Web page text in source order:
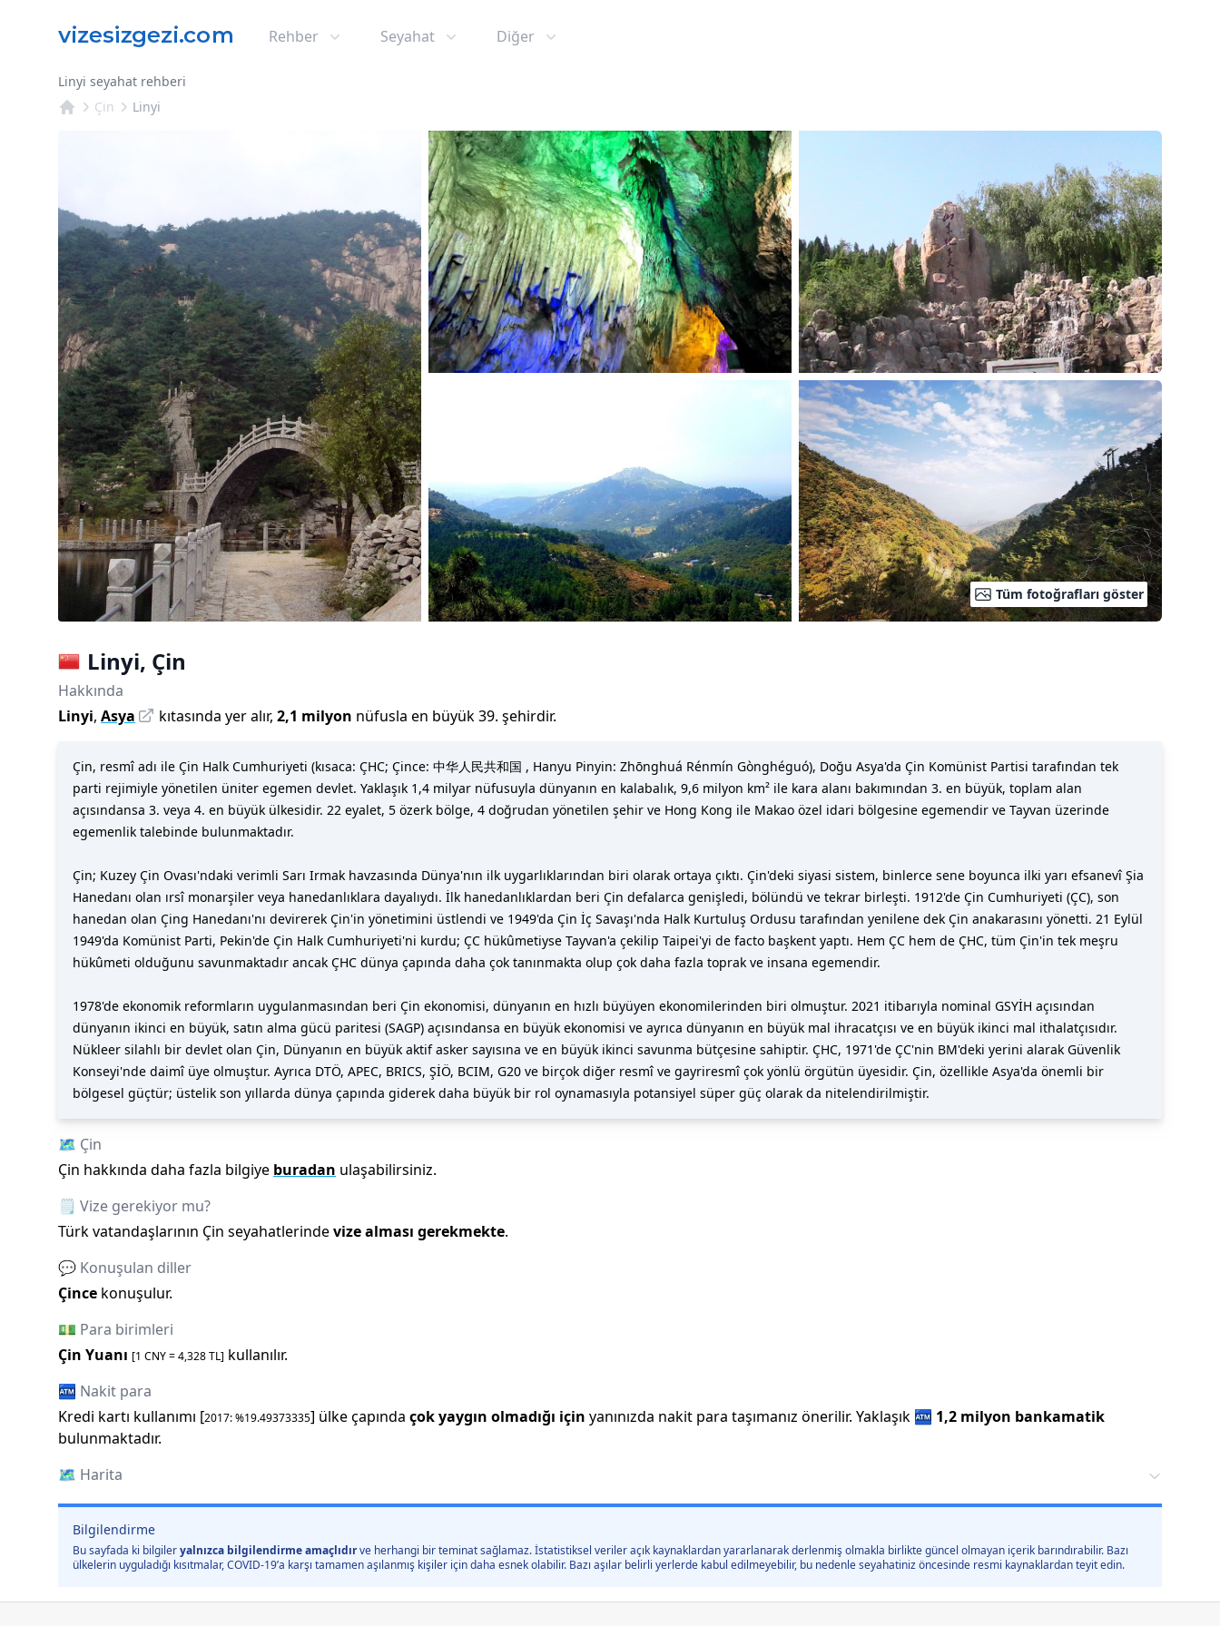
Rehber Seyahat Diğer
Linyi seyahat rehberi
Çin
Linyi
Tüm fotoğrafları göster
Linyi, Çin
Hakkında
Linyi, Asya kıtasında yer alır, 2,1 milyon nüfusla en büyük 39. şehirdir.
Çin, resmî adı ile Çin Halk Cumhuriyeti (kısaca: ÇHC; Çince: 中华人民共和国 , Hanyu Pinyin: Zhōnghuá Rénmín Gònghéguó), Doğu Asya'da Çin Komünist Partisi tarafından tek
parti rejimiyle yönetilen üniter egemen devlet. Yaklaşık 1,4 milyar nüfusuyla dünyanın en kalabalık, 9,6 milyon km² ile kara alanı bakımından 3. en büyük, toplam alan
açısındansa 3. veya 4. en büyük ülkesidir. 22 eyalet, 5 özerk bölge, 4 doğrudan yönetilen şehir ve Hong Kong ile Makao özel idari bölgesine egemendir ve Tayvan üzerinde
egemenlik talebinde bulunmaktadır.
Çin; Kuzey Çin Ovası'ndaki verimli Sarı Irmak havzasında Dünya'nın ilk uygarlıklarından biri olarak ortaya çıktı. Çin'deki siyasi sistem, binlerce sene boyunca ilki yarı efsanevî Şia
Hanedanı olan ırsî monarşiler veya hanedanlıklara dayalıydı. İlk hanedanlıklardan beri Çin defalarca genişledi, bölündü ve tekrar birleşti. 1912'de Çin Cumhuriyeti (ÇC), son
hanedan olan Çing Hanedanı'nı devirerek Çin'in yönetimini üstlendi ve 1949'da Çin İç Savaşı'nda Halk Kurtuluş Ordusu tarafından yenilene dek Çin anakarasını yönetti. 21 Eylül
1949'da Komünist Parti, Pekin'de Çin Halk Cumhuriyeti'ni kurdu; ÇC hükûmetiyse Tayvan'a çekilip Taipei'yi de facto başkent yaptı. Hem ÇC hem de ÇHC, tüm Çin'in tek meşru
hükûmeti olduğunu savunmaktadır ancak ÇHC dünya çapında daha çok tanınmakta olup çok daha fazla toprak ve insana egemendir.
1978'de ekonomik reformların uygulanmasından beri Çin ekonomisi, dünyanın en hızlı büyüyen ekonomilerinden biri olmuştur. 2021 itibarıyla nominal GSYİH açısından
dünyanın ikinci en büyük, satın alma gücü paritesi (SAGP) açısındansa en büyük ekonomisi ve ayrıca dünyanın en büyük mal ihracatçısı ve en büyük ikinci mal ithalatçısıdır.
Nükleer silahlı bir devlet olan Çin, Dünyanın en büyük aktif asker sayısına ve en büyük ikinci savunma bütçesine sahiptir. ÇHC, 1971'de ÇC'nin BM'deki yerini alarak Güvenlik
Konseyi'nde daimî üye olmuştur. Ayrıca DTÖ, APEC, BRICS, ŞİÖ, BCIM, G20 ve birçok diğer resmî ve gayriresmî çok yönlü örgütün üyesidir. Çin, özellikle Asya'da önemli bir
bölgesel güçtür; üstelik son yıllarda dünya çapında giderek daha büyük bir rol oynamasıyla potansiyel süper güç olarak da nitelendirilmiştir.
🗺️ Çin
Çin hakkında daha fazla bilgiye buradan ulaşabilirsiniz.
🗒️ Vize gerekiyor mu?
Türk vatandaşlarının Çin seyahatlerindevize alması gerekmekte.
💬 Konuşulan diller
Çince konuşulur.
💵 Para birimleri
Çin Yuanı [1 CNY=4,328TL] kullanılır.
🏧 Nakit para
Kredi kartı kullanımı [2017: %19.49373335] ülke çapında çok yaygın olmadığı için yanınızda nakit para taşımanız önerilir. Yaklaşık 🏧 1,2 milyon bankamatik
bulunmaktadır.
🗺️ Harita
Bilgilendirme
Bu sayfada ki bilgileryalnızca bilgilendirme amaçlıdırve herhangi bir teminat sağlamaz. İstatistiksel veriler açık kaynaklardan yararlanarak derlenmiş olmakla birlikte güncel olmayan içerik barındırabilir. Bazı
ülkelerin uyguladığı kısıtmalar, COVID-19’a karşı tamamen aşılanmış kişiler için daha esnek olabilir. Bazı aşılar belirli yerlerde kabul edilmeyebilir, bu nedenle seyahatiniz öncesinde resmi kaynaklardan teyit edin.